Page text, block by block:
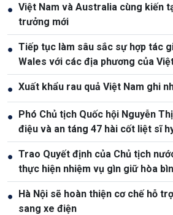
● Việt Nam và Australia cùng kiến
trưởng mới
● Tiếp tục làm sâu sắc sự hợp tác
Wales với các địa phương của
● Xuất khẩu rau quả Việt Nam ghi
● Phó Chủ tịch Quốc hội Nguyễn
điệu và an táng 47 hài cốt liệt sĩ
● Trao Quyết định của Chủ tịch
thực hiện nhiệm vụ gìn giữ hòa
● Hà Nội sẽ hoàn thiện cơ chế hỗ
sang xe điện